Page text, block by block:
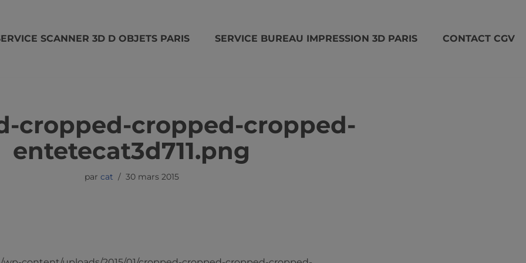
SCANNER 3D D OBJETS PARIS SERVICE BUREAU IMPRESSION 3D PARIS CONTACT CGV
cropped-cropped-cropped-
entetecat3d711.png
par cat 30 mars 2015